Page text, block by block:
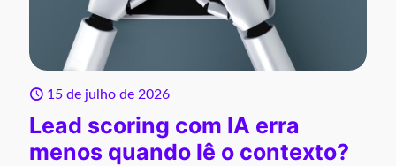
15 de julho de 2026
Lead scoring com IA erra
menos quando lê o contexto?